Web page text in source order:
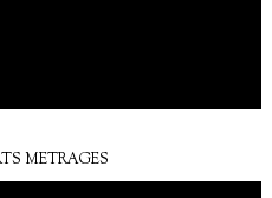
METRAGES